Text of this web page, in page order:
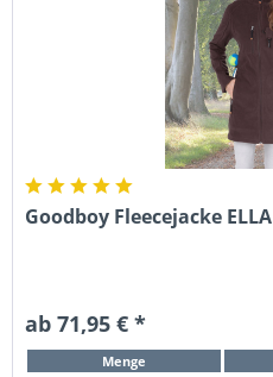
Goodboy Fleecejacke ELLA
ab 71,95 € *
Menge